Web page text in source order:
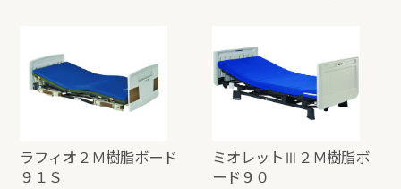
ラフィオ２Ｍ樹脂ボード
９１Ｓ
ミオレットⅢ２Ｍ樹脂ボ
ード９０